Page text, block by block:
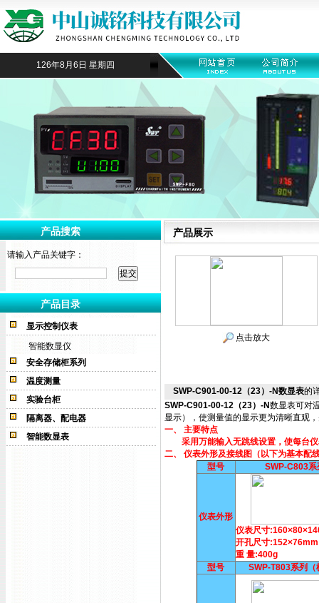
126年8月6日 星期四
产品搜索
请输入产品关键字：
产品目录
显示控制仪表
智能数显仪
安全存储柜系列
温度测量
实验台柜
隔离器、配电器
智能数显表
产品展示
点击放大
SWP-C901-00-12（23）-N数显表的
SWP-C901-00-12（23）-N数显表可对
显示），使测量值的显示更为清晰直观
一、 主要特点
采用万能输入无跳线设置，使每台仪
二、 仪表外形及接线图（以下为基本配
型号
SWP-C803系
仪表外形
仪表尺寸
开孔尺寸:152×76mm
重 量:400g
型号
SWP-T803系列（